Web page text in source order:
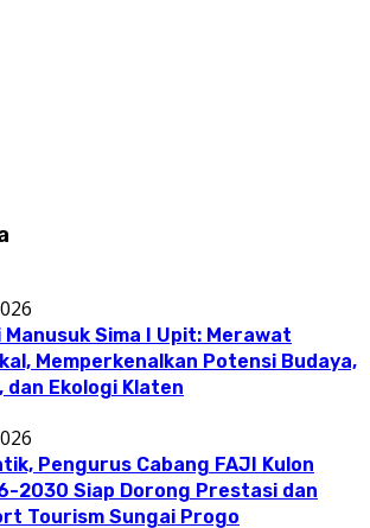
Sima I Upit: Merawat
Memperkenalkan Potensi Budaya,
dan Ekologi Klaten
Pengurus Cabang FAJI Kulon
2030 Siap Dorong Prestasi dan
Tourism Sungai Progo